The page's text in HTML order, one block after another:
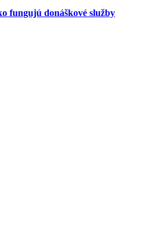
fungujú donáškové služby